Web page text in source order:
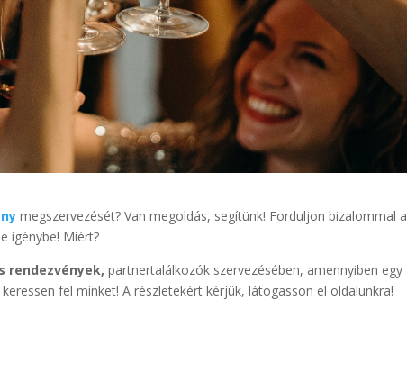
megszervezését? Van megoldás, segítünk! Forduljon bizalommal a
igénybe! Miért?
rendezvények,partnertalálkozók szervezésében, amennyiben egy
fel minket! A részletekért kérjük, látogasson el oldalunkra!